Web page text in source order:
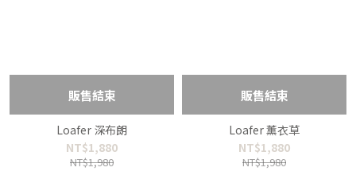
販售結束
Loafer 深布朗
NT$1,880
NT$1,980
販售結束
Loafer 薰衣草
NT$1,880
NT$1,980